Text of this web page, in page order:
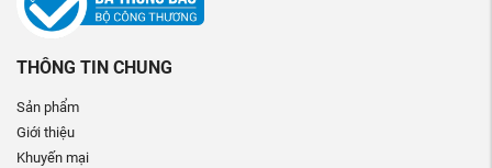
THÔNG TIN CHUNG
Sản phẩm
Giới thiệu
Khuyến mại